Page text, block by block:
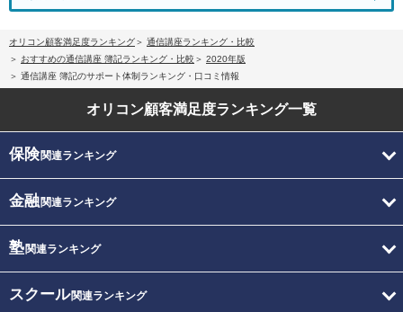
オリコン顧客満足度ランキング
通信講座ランキング・比較
おすすめの通信講座 簿記ランキング・比較
2020年版
通信講座 簿記のサポート体制ランキング・口コミ情報
オリコン顧客満足度ランキング一覧
保険関連ランキング
金融関連ランキング
塾関連ランキング
スクール関連ランキング